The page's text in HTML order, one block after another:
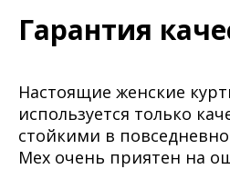
Гарантия
Настоящие женские
используется только
стойкими в
Мех очень приятен на